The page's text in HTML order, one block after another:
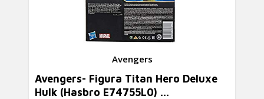
Avengers
Avengers- Figura Titan Hero Deluxe
Hulk (Hasbro E74755L0) ...